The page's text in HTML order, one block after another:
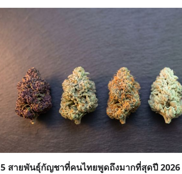
5 สายพันธุ์กัญชาที่คนไทยพูดถึงมากที่สุดปี